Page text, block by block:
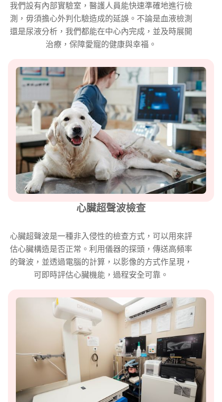
我們設有內部實驗室，醫護人員能快速準確地進行檢
測，毋須擔心外判化驗造成的延誤。不論是血液檢測
還是尿液分析，我們都能在中心內完成，並及時展開
治療，保障愛寵的健康與幸福。
心臟超聲波檢查
心臟超聲波是一種非入侵性的檢查方式，可以用來評
估心臟構造是否正常。利用儀器的探頭，傳送高頻率
的聲波，並透過電腦的計算，以影像的方式作呈現，
可即時評估心臟機能，過程安全可靠。